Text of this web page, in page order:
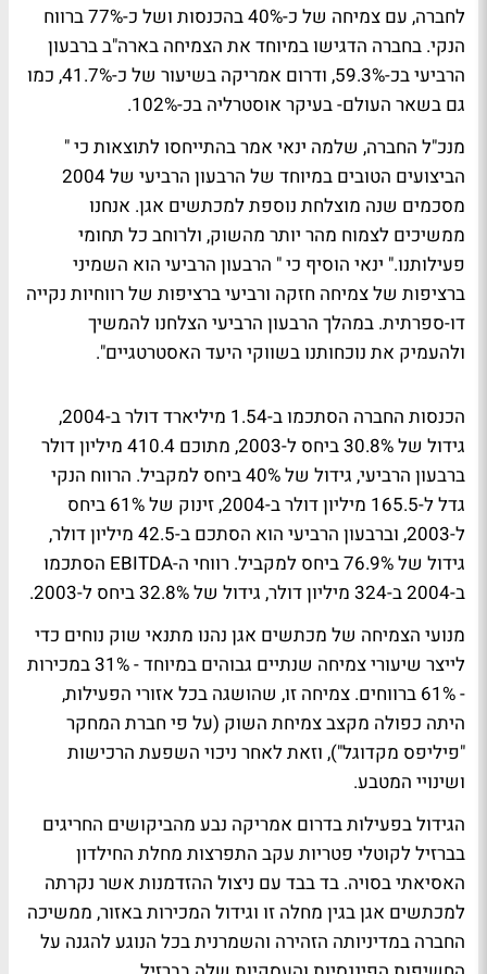
לחברה, עם צמיחה של כ-40% בהכנסות ושל כ-77% ברווח
הנקי. בחברה הדגישו במיוחד את הצמיחה בארה"ב ברבעון
הרביעי בכ-59.3%, ודרום אמריקה בשיעור של כ-41.7%, כמו
גם בשאר העולם- בעיקר אוסטרליה בכ-102%.
מנכ"ל החברה, שלמה ינאי אמר בהתייחסו לתוצאות כי "
הביצועים הטובים במיוחד של הרבעון הרביעי של 2004
מסכמים שנה מוצלחת נוספת למכתשים אגן. אנחנו
ממשיכים לצמוח מהר יותר מהשוק, ולרוחב כל תחומי
פעילותנו." ינאי הוסיף כי " הרבעון הרביעי הוא השמיני
ברציפות של צמיחה חזקה ורביעי ברציפות של רווחיות נקייה
דו-ספרתית. במהלך הרבעון הרביעי הצלחנו להמשיך
ולהעמיק את נוכחותנו בשווקי היעד האסטרטגיים".
הכנסות החברה הסתכמו ב-1.54 מיליארד דולר ב-2004,
גידול של 30.8% ביחס ל-2003, מתוכם 410.4 מיליון דולר
ברבעון הרביעי, גידול של 40% ביחס למקביל. הרווח הנקי
גדל ל-165.5 מיליון דולר ב-2004, זינוק של 61% ביחס
ל-2003, וברבעון הרביעי הוא הסתכם ב-42.5 מיליון דולר,
גידול של 76.9% ביחס למקביל. רווחי ה-EBITDA הסתכמו
ב-2004 ב-324 מיליון דולר, גידול של 32.8% ביחס ל-2003.
מנועי הצמיחה של מכתשים אגן נהנו מתנאי שוק נוחים כדי
לייצר שיעורי צמיחה שנתיים גבוהים במיוחד - 31% במכירות
- 61% ברווחים. צמיחה זו, שהושגה בכל אזורי הפעילות,
היתה כפולה מקצב צמיחת השוק (על פי חברת המחקר
"פיליפס מקדוגל"), וזאת לאחר ניכוי השפעת הרכישות
ושינויי המטבע.
הגידול בפעילות בדרום אמריקה נבע מהביקושים החריגים
בברזיל לקוטלי פטריות עקב התפרצות מחלת החילדון
האסיאתי בסויה. בד בבד עם ניצול ההזדמנות אשר נקרתה
למכתשים אגן בגין מחלה זו וגידול המכירות באזור, ממשיכה
החברה במדיניותה הזהירה והשמרנית בכל הנוגע להגנה על